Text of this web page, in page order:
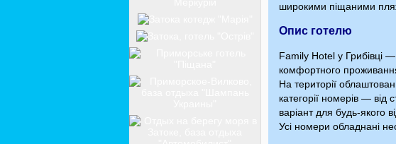
широкими піщаними
Опис готелю
Family Hotel у Грибівці
комфортного
На території
категорії номерів —
варіант для будь-якого
Усі номери обладнані